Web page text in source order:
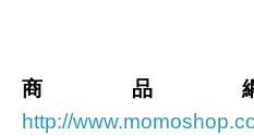
商品
http://